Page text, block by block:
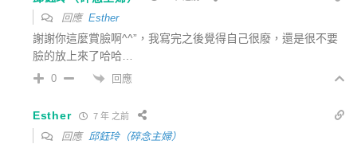
回應 Esther
謝謝你這麼賞臉啊^^”，我寫完之後覺得自己很廢，還是很不要
臉的放上來了哈哈…
0 回應
Esther 7 年 之前
回應 邱鈺玲（碎念主婦）